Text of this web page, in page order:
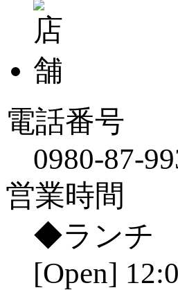
電話番号
0980-87-
営業時間
◆ランチ
[Open]